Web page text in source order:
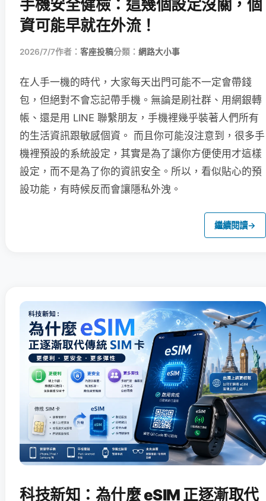
手機安全健檢：這幾個設定沒關，個
資可能早就在外流！
2026/7/7作者： 客座投稿分類： 網路大小事
在人手一機的時代，大家每天出門可能不一定會帶錢
包，但絕對不會忘記帶手機。無論是刷社群、用網銀轉
帳、還是用 LINE 聯繫朋友，手機裡幾乎裝著人們所有
的生活資訊跟敏感個資。 而且你可能沒注意到，很多手
機裡預設的系統設定，其實是為了讓你方便使用才這樣
設定，而不是為了你的資訊安全。所以，看似貼心的預
設功能，有時候反而會讓隱私外洩。
繼續閱讀→
科技新知：為什麼 eSIM 正逐漸取代